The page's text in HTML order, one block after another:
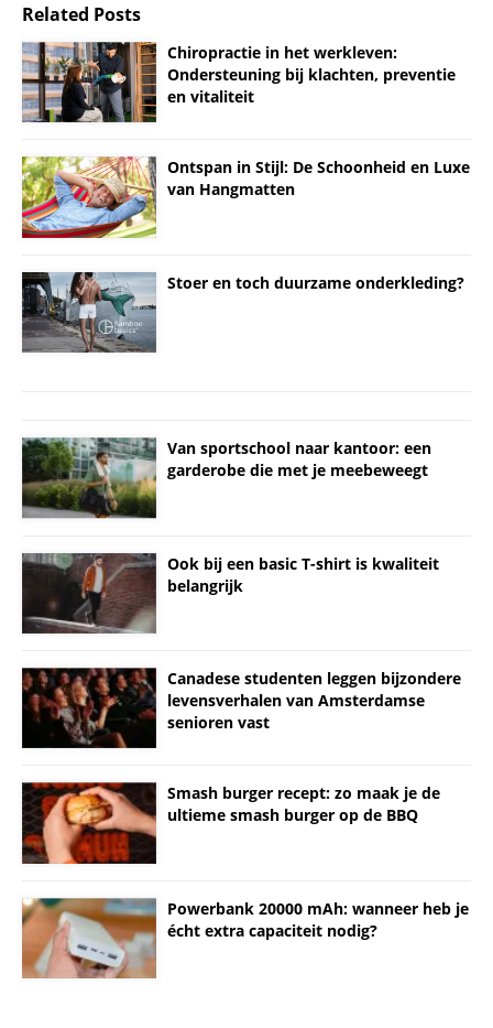
Related Posts
Chiropractie in het werkleven:
Ondersteuning bij klachten, preventie
en vitaliteit
Ontspan in Stijl: De Schoonheid en Luxe
van Hangmatten
Stoer en toch duurzame onderkleding?
Van sportschool naar kantoor: een
garderobe die met je meebeweegt
Ook bij een basic T-shirt is kwaliteit
belangrijk
Canadese studenten leggen bijzondere
levensverhalen van Amsterdamse
senioren vast
Smash burger recept: zo maak je de
ultieme smash burger op de BBQ
Powerbank 20000 mAh: wanneer heb je
écht extra capaciteit nodig?